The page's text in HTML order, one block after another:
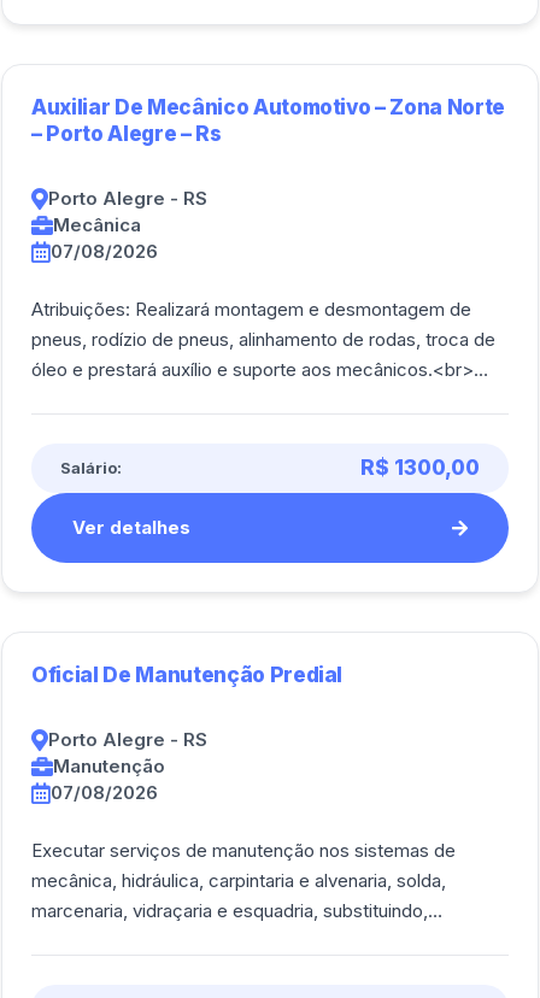
Auxiliar De Mecânico Automotivo – Zona Norte
– Porto Alegre – Rs
Porto Alegre - RS
Mecânica
07/08/2026
Atribuições: Realizará montagem e desmontagem de
pneus, rodízio de pneus, alinhamento de rodas, troca de
óleo e prestará auxílio e suporte aos mecânicos.<br>
Salário: R$ 1300,00
Ver detalhes
Oficial De Manutenção Predial
Porto Alegre - RS
Manutenção
07/08/2026
Executar serviços de manutenção nos sistemas de
mecânica, hidráulica, carpintaria e alvenaria, solda,
marcenaria, vidraçaria e esquadria, substituindo,